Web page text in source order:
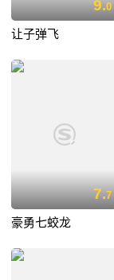
9.0
让子弹飞
7.7
豪勇七蛟龙